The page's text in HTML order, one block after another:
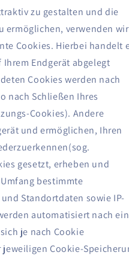
zu gestalten und die
ermöglichen, verwenden wir
Cookies. Hierbei handelt
Endgerät abgelegt
Cookies werden nach
nach Schließen Ihres
Cookies). Andere
und ermöglichen, Ihren
gesetzt, erheben und
bestimmte
Standortdaten sowie IP-
automatisiert nach
je nach Cookie
Cookie-